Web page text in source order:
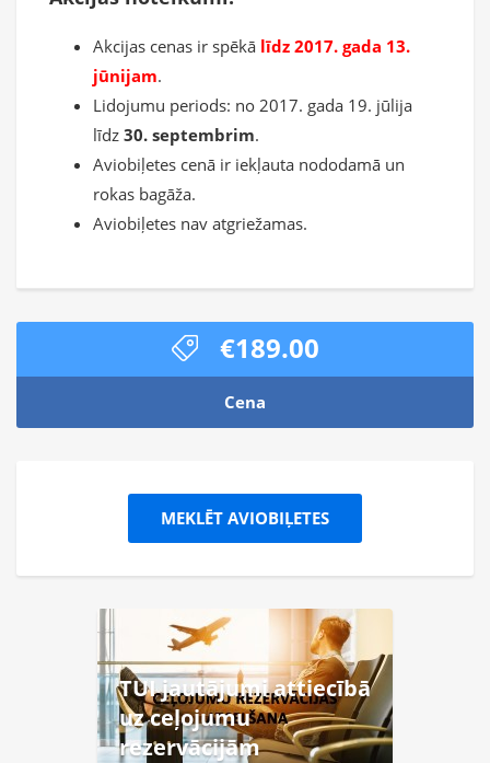
Akcijas cenas ir spēkā līdz 2017. gada 13.
jūnijam.
Lidojumu periods: no 2017. gada 19. jūlija
līdz 30. septembrim.
Aviobiļetes cenā ir iekļauta nododamā un
rokas bagāža.
Aviobiļetes nav atgriežamas.
€189.00
Cena
MEKLĒT AVIOBIĻETES
TUI jautājumi attiecībā
uz ceļojumu
rezervācijām